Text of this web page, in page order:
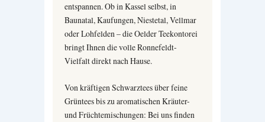
entspannen. Ob in Kassel selbst, in
Baunatal, Kaufungen, Niestetal, Vellmar
oder Lohfelden – die Oelder Teekontorei
bringt Ihnen die volle Ronnefeldt-
Vielfalt direkt nach Hause.
Von kräftigen Schwarztees über feine
Grüntees bis zu aromatischen Kräuter-
und Früchtemischungen: Bei uns finden